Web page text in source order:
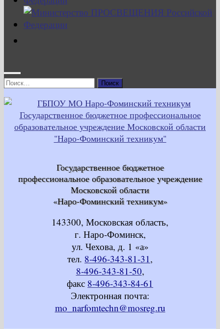
Найти:
Государственное бюджетное
профессиональное образовательное учреждение
Московской области
«Наро-Фоминский техникум»
143300, Московская область,
г. Наро-Фоминск,
ул. Чехова, д. 1 «а»
тел. 8-496-343-81-31,
8-496-343-81-50,
факс 8-496-343-84-61
Электронная почта:
mo_narfomtechn@mosreg.ru